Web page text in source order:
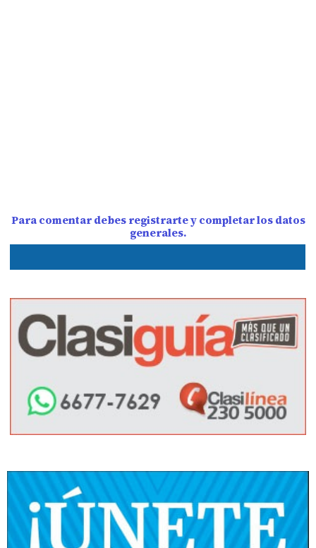
Para comentar debes registrarte y completar los datos
generales.